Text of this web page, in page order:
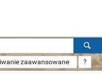
zaawansowane ?